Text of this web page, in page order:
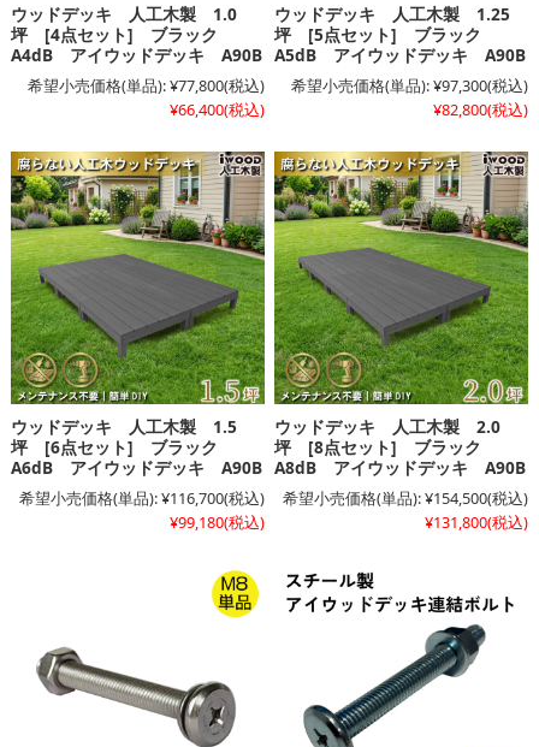
ウッドデッキ 人工木製 1.0
坪 [4点セット] ブラック
A4dB アイウッドデッキ A90B
希望小売価格(単品):¥77,800(税込)
¥66,400(税込)
ウッドデッキ 人工木製 1.25
坪 [5点セット] ブラック
A5dB アイウッドデッキ A90B
希望小売価格(単品):¥97,300(税込)
¥82,800(税込)
ウッドデッキ 人工木製 1.5
坪 [6点セット] ブラック
A6dB アイウッドデッキ A90B
希望小売価格(単品):¥116,700(税込)
¥99,180(税込)
ウッドデッキ 人工木製 2.0
坪 [8点セット] ブラック
A8dB アイウッドデッキ A90B
希望小売価格(単品):¥154,500(税込)
¥131,800(税込)